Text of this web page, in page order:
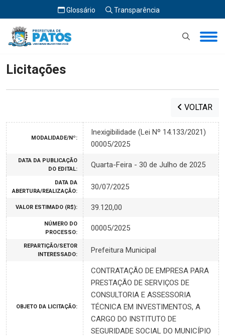
Glossário Transparência
Início Licitações
Licitações
VOLTAR
MODALIDADE/Nº:
Inexigibilidade (Lei Nº 14.133/2021)
00005/2025
DATA DA PUBLICAÇÃO
DO EDITAL:
Quarta-Feira - 30 de Julho de 2025
DATA DA
ABERTURA/REALIZAÇÃO:
30/07/2025
VALOR ESTIMADO (R$): 39.120,00
NÚMERO DO
PROCESSO:
00005/2025
REPARTIÇÃO/SETOR
INTERESSADO:
Prefeitura Municipal
OBJETO DA LICITAÇÃO:
CONTRATAÇÃO DE EMPRESA PARA
PRESTAÇÃO DE SERVIÇOS DE
CONSULTORIA E ASSESSORIA
TÉCNICA EM INVESTIMENTOS, A
CARGO DO INSTITUTO DE
SEGURIDADE SOCIAL DO MUNICÍPIO